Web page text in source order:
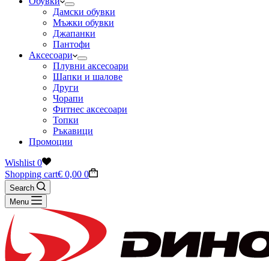
Дамски обувки
Мъжки обувки
Джапанки
Пантофи
Аксесоари
Плувни аксесоари
Шапки и шалове
Други
Чорапи
Фитнес аксесоари
Топки
Ръкавици
Промоции
Wishlist 0
Shopping cart€ 0,00 0
Search
Menu